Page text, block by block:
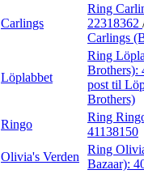
Carlings
Ring
22318362
Carlings
Löplabbet
Ring
Brothers):
post til
Brothers)
Ringo
Ring
41138150
Olivia's Verden
Ring
Bazaar):